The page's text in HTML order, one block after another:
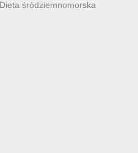
Dieta śródziemnomorska